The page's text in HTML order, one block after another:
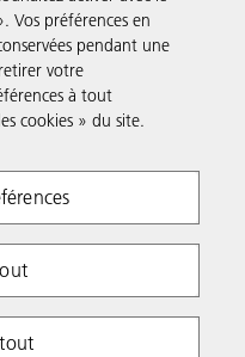
d'utilisation
Vos préférences en
pendant une
votre
à tout
cookies » du site.